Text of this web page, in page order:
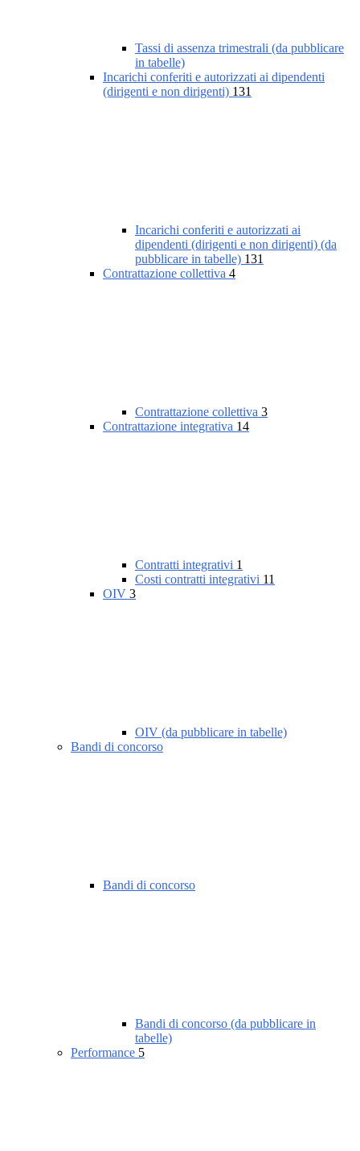
Tassi di assenza trimestrali (da pubblicare
in tabelle)
Incarichi conferiti e autorizzati ai dipendenti
(dirigenti e non dirigenti) 131
Incarichi conferiti e autorizzati ai
dipendenti (dirigenti e non dirigenti) (da
pubblicare in tabelle) 131
Contrattazione collettiva 4
Contrattazione collettiva 3
Contrattazione integrativa 14
Contratti integrativi 1
Costi contratti integrativi 11
OIV 3
OIV (da pubblicare in tabelle)
Bandi di concorso
Bandi di concorso
Bandi di concorso (da pubblicare in
tabelle)
Performance 5